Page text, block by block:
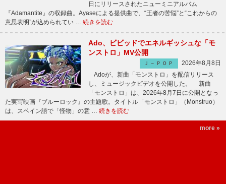
日にリリースされたニューミニアルバム
『Adamantite』の収録曲。Ayaseによる提供曲で、“王者の苦悩”と“これからの
意思表明”が込められてい … 続きを読む
Ado、ビビッドでエネルギッシュな「モ
ンストロ」MV公開
Ｊ－ＰＯＰ
2026年8月8日
Adoが、新曲「モンストロ」を配信リリース
し、ミュージックビデオを公開した。 新曲
「モンストロ」は、2026年8月7日に公開となっ
た実写映画『ブルーロック』の主題歌。タイトル「モンストロ」（Monstruo）
は、スペイン語で「怪物」の意 … 続きを読む
more »